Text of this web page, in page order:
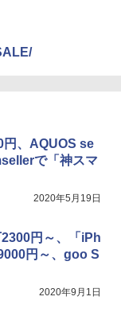
、AQUOS se
で「神スマ
2020年5月19日
円～、「iPh
円～、goo S
2020年9月1日